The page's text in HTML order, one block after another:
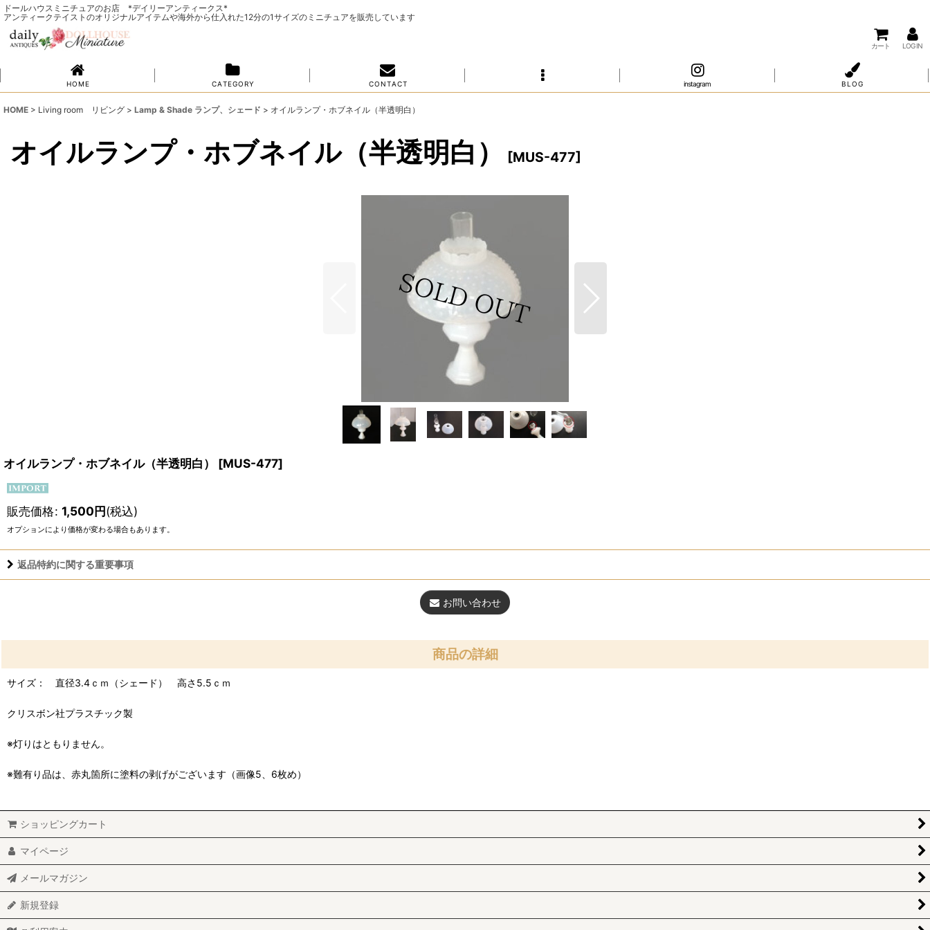
ドールハウスミニチュアのお店 *デイリーアンティークス*
アンティークテイストのオリジナルアイテムや海外から仕入れた12分の1サイズのミニチュアを販売しています
カート LOG IN
H O M E C A T E G O R Y C O N T A C T instagram B L O G
HOME > Living room リビング > Lamp & Shade ランプ、シェード > オイルランプ・ホブネイル（半透明白）
オイルランプ・ホブネイル（半透明白） [MUS-477]
オイルランプ・ホブネイル（半透明白） [MUS-477]
販売価格: 1,500円(税込)
オプションにより価格が変わる場合もあります。
返品特約に関する重要事項
お問い合わせ
商品の詳細
サイズ： 直径3.4ｃｍ（シェード） 高さ5.5ｃｍ
クリスボン社プラスチック製
※灯りはともりません。
※難有り品は、赤丸箇所に塗料の剥げがございます（画像5、6枚め）
ショッピングカート
マイページ
メールマガジン
新規登録